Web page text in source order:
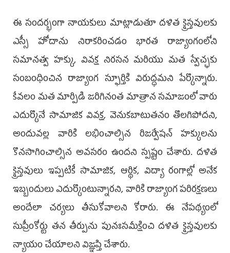
ఈ సందర్భంగా నాయకులు మాట్లాడుతూ దళిత క్రైస్తవులకు
ఎస్సీ హోదాను నిరాకరించడం భారత రాజ్యాంగంలోని
సమానత్వ హక్కు, వివక్ష నిరసన మరియు మత స్వేచ్ఛకు
సంబంధించిన రాజ్యాంగ స్ఫూర్తికి విరుద్ధమని పేర్కొన్నారు.
కేవలం మత మార్పిడి జరిగినంత మాత్రాన సమాజంలో వారు
ఎదుర్కొనే సామాజిక వివక్ష, వెనుకబాటుతనం తొలగిపోదని,
అందువల్ల వారికి లభించాల్సిన రిజర్వేషన్ హక్కులను
కొనసాగించాల్సిన అవసరం ఉందని స్పష్టం చేశారు. దళిత
క్రైస్తవులు ఇప్పటికీ సామాజిక, ఆర్థిక, విద్యా రంగాల్లో అనేక
ఇబ్బందులు ఎదుర్కొంటున్నారని, వారికి రాజ్యాంగ పరిరక్షణలు
అందేలా చర్యలు తీసుకోవాలని కోరారు. ఈ నేపథ్యంలో
సుప్రీంకోర్టు తన తీర్పును పునఃసమీక్షించి దళిత క్రైస్తవులకు
న్యాయం చేయాలని విజ్ఞప్తి చేశారు.